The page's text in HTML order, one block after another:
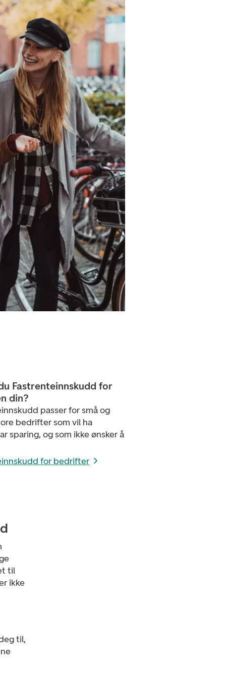
Fastrenteinnskudd for
din?
passer for små og
bedrifter som vil ha
sparing, og som ikke ønsker å
for bedrifter
til
ikke
til,